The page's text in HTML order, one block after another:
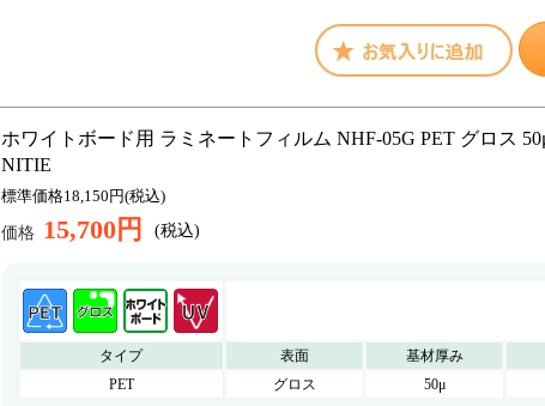
ホワイトボード用 ラミネートフィルム NHF-05G PET グロス
NITIE
標準価格18,150円(税込)
価格 15,700円 (税込)
タイプ 表面 基材厚み
PET
グロス 50μ